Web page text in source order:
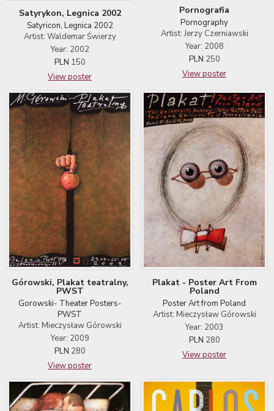
Satyrykon, Legnica 2002
Satyricon, Legnica 2002
Artist: Waldemar Świerzy
Year: 2002
PLN 150
View poster
Pornografia
Pornography
Artist: Jerzy Czerniawski
Year: 2008
PLN 250
View poster
Górowski, Plakat teatralny,
PWST
Gorowski- Theater Posters-
PWST
Artist: Mieczysław Górowski
Year: 2009
PLN 280
View poster
Plakat - Poster Art From
Poland
Poster Art from Poland
Artist: Mieczysław Górowski
Year: 2003
PLN 280
View poster